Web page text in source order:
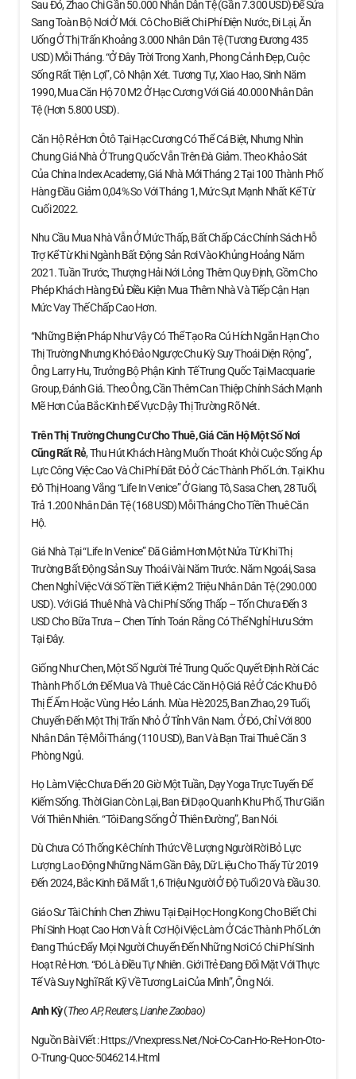
Sau Đó, Zhao Chi Gần 50.000 Nhân Dân Tệ (gần 7.300 USD) Để Sửa
Sang Toàn Bộ Nơi Ở Mới. Cô Cho Biết Chi Phí Điện Nước, Đi Lại, Ăn
Uống Ở Thị Trấn Khoảng 3.000 Nhân Dân Tệ (tương Đương 435
USD) Mỗi Tháng. “Ở Đây Trời Trong Xanh, Phong Cảnh Đẹp, Cuộc
Sống Rất Tiện Lợi”, Cô Nhận Xét. Tương Tự, Xiao Hao, Sinh Năm
1990, Mua Căn Hộ 70 M2 Ở Hạc Cương Với Giá 40.000 Nhân Dân
Tệ (hơn 5.800 USD).
Căn Hộ Rẻ Hơn Ôtô Tại Hạc Cương Có Thể Cá Biệt, Nhưng Nhìn
Chung Giá Nhà Ở Trung Quốc Vẫn Trên Đà Giảm. Theo Khảo Sát
Của China Index Academy, Giá Nhà Mới Tháng 2 Tại 100 Thành Phố
Hàng Đầu Giảm 0,04% So Với Tháng 1, Mức Sụt Mạnh Nhất Kể Từ
Cuối 2022.
Nhu Cầu Mua Nhà Vẫn Ở Mức Thấp, Bất Chấp Các Chính Sách Hỗ
Trợ Kể Từ Khi Ngành Bất Động Sản Rơi Vào Khủng Hoảng Năm
2021. Tuần Trước, Thượng Hải Nới Lỏng Thêm Quy Định, Gồm Cho
Phép Khách Hàng Đủ Điều Kiện Mua Thêm Nhà Và Tiếp Cận Hạn
Mức Vay Thế Chấp Cao Hơn.
“Những Biện Pháp Như Vậy Có Thể Tạo Ra Cú Hích Ngắn Hạn Cho
Thị Trường Nhưng Khó Đảo Ngược Chu Kỳ Suy Thoái Diện Rộng”,
Ông Larry Hu, Trưởng Bộ Phận Kinh Tế Trung Quốc Tại Macquarie
Group, Đánh Giá. Theo Ông, Cần Thêm Can Thiệp Chính Sách Mạnh
Mẽ Hơn Của Bắc Kinh Để Vực Dậy Thị Trường Rõ Nét.
Trên Thị Trường Chung Cư Cho Thuê, Giá Căn HộMột Số Nơi
Cũng Rất Rẻ, Thu Hút Khách Hàng Muốn Thoát Khỏi Cuộc Sống Áp
Lực Công Việc Cao Và Chi Phí Đắt Đỏ Ở Các Thành Phố Lớn. Tại Khu
Đô Thị Hoang Vắng “Life In Venice” Ở Giang Tô, Sasa Chen, 28 Tuổi,
Trả 1.200 Nhân Dân Tệ (168 USD) Mỗi Tháng Cho Tiền Thuê Căn
Hộ.
Giá Nhà Tại “Life In Venice” Đã Giảm Hơn Một Nửa Từ Khi Thị
Trường Bất Động Sản Suy Thoái Vài Năm Trước. Năm Ngoái, Sasa
Chen Nghỉ Việc Với Số Tiền Tiết Kiệm 2 Triệu Nhân Dân Tệ (290.000
USD). Với Giá Thuê Nhà Và Chi Phí Sống Thấp – Tốn Chưa Đến 3
USD Cho Bữa Trưa – Chen Tính Toán Rằng Có Thể Nghỉ Hưu Sớm
Tại Đây.
Giống Như Chen, Một Số Người Trẻ Trung Quốc Quyết Định Rời Các
Thành Phố Lớn Để Mua Và Thuê Các Căn Hộ Giá Rẻ Ở Các Khu Đô
Thị Ế Ẩm Hoặc Vùng Hẻo Lánh. Mùa Hè 2025, Ban Zhao, 29 Tuổi,
Chuyển Đến Một Thị Trấn Nhỏ Ở Tỉnh Vân Nam. Ở Đó, Chỉ Với 800
Nhân Dân Tệ Mỗi Tháng (110 USD), Ban Và Bạn Trai Thuê Căn 3
Phòng Ngủ.
Họ Làm Việc Chưa Đến 20 Giờ Một Tuần, Dạy Yoga Trực Tuyến Để
Kiếm Sống. Thời Gian Còn Lại, Ban Đi Dạo Quanh Khu Phố, Thư Giãn
Với Thiên Nhiên. “Tôi Đang Sống Ở Thiên Đường”, Ban Nói.
Dù Chưa Có Thống Kê Chính Thức Về Lượng Người Rời Bỏ Lực
Lượng Lao Động Những Năm Gần Đây, Dữ Liệu Cho Thấy Từ 2019
Đến 2024, Bắc Kinh Đã Mất 1,6 Triệu Người Ở Độ Tuổi 20 Và Đầu 30.
Giáo Sư Tài Chính Chen Zhiwu Tại Đại Học Hong Kong Cho Biết Chi
Phí Sinh Hoạt Cao Hơn Và Ít Cơ Hội Việc Làm Ở Các Thành Phố Lớn
Đang Thúc Đẩy Mọi Người Chuyển Đến Những Nơi Có Chi Phí Sinh
Hoạt Rẻ Hơn. “Đó Là Điều Tự Nhiên. Giới Trẻ Đang Đối Mặt Với Thực
Tế Và Suy Nghĩ Rất Kỹ Về Tương Lai Của Mình”, Ông Nói.
Anh Kỳ(Theo AP, Reuters, Lianhe Zaobao)
Nguồn Bài Viết : Https://vnexpress.net/noi-Co-Can-Ho-Re-Hon-Oto-
O-Trung-Quoc-5046214.html